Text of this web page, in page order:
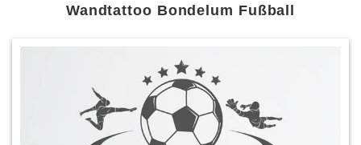
Wandtattoo Bondelum Fußball